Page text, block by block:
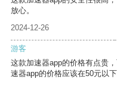
放心。
2024-12-26
游客
这款加速器app的价格有点贵
速器app的价格应该在50元以下